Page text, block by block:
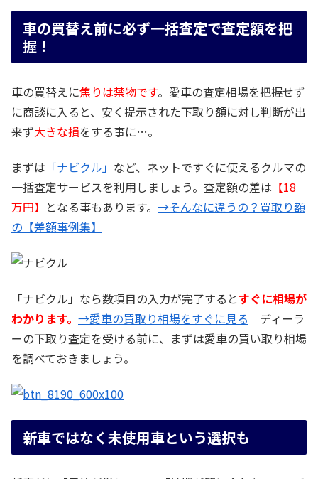
車の買替え前に必ず一括査定で査定額を把
握！
車の買替えに焦りは禁物です。愛車の査定相場を把握せず
に商談に入ると、安く提示された下取り額に対し判断が出
来ず大きな損をする事に…。
まずは 「ナビクル」 など、ネットですぐに使えるクルマの
一括査定サービスを利用しましょう。査定額の差は 【18
万円】 となる事もあります。 →そんなに違うの？買取り額
の【差額事例集】
「ナビクル」なら数項目の入力が完了するとすぐに相場が
わかります。 →愛車の買取り相場をすぐに見る ディーラ
ーの下取り査定を受ける前に、まずは愛車の買い取り相場
を調べておきましょう。
新車ではなく未使用車という選択も